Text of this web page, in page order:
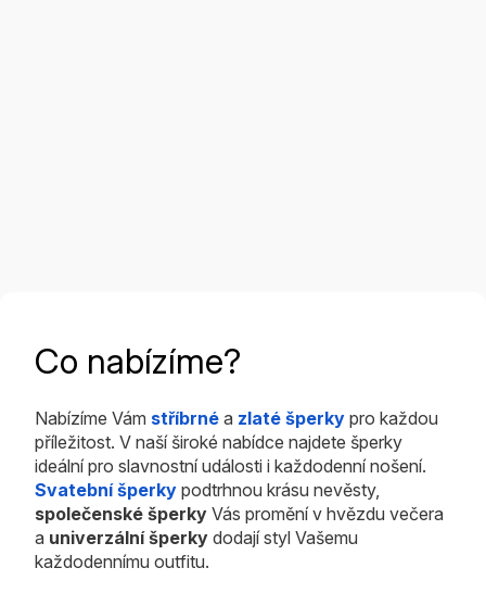
Co nabízíme?
Nabízíme Vám stříbrné a zlaté šperky pro každou
příležitost. V naší široké nabídce najdete šperky
ideální pro slavnostní události i každodenní nošení.
Svatební šperky podtrhnou krásu nevěsty,
společenské šperky Vás promění v hvězdu večera
a univerzální šperky dodají styl Vašemu
každodennímu outfitu.